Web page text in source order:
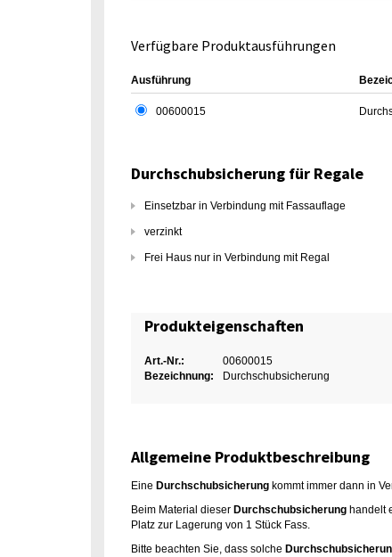
Verfügbare Produktausführungen
Ausführung
00600015
Durchschubsicherung für Regale
Einsetzbar in Verbindung mit Fassauflage
verzinkt
Frei Haus nur in Verbindung mit Regal
Produkteigenschaften
Art.-Nr.:
00600015
Bezeichnung:
Durchschubsicherung
Allgemeine Produktbeschreibung
Eine Durchschubsicherung kommt immer dann in
Beim Material dieser Durchschubsicherung handelt
Platz zur Lagerung von 1 Stück Fass.
Bitte beachten Sie, dass solche